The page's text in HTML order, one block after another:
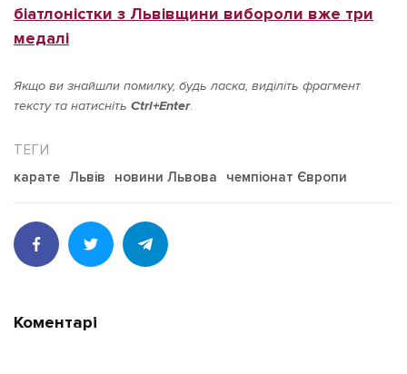
біатлоністки з Львівщини вибороли вже три
медалі
Якщо ви знайшли помилку, будь ласка, виділіть фрагмент
тексту та натисніть Ctrl+Enter.
карате Львів новини Львова чемпіонат Європи
Коментарі